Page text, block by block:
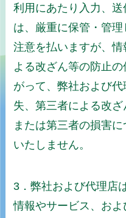
利用にあたり入力、
は、厳重に保管・管
注意を払いますが、
よる改ざん等の防止
がって、弊社および
失、第三者による改
または第三者の損害
いたしません。
3．弊社および代理店
情報やサービス、お